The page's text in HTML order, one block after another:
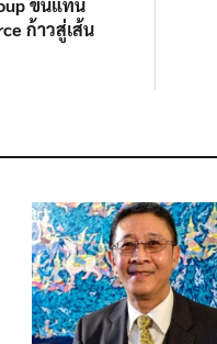
ขึ้นแท่น
ก้าวสู่เส้น